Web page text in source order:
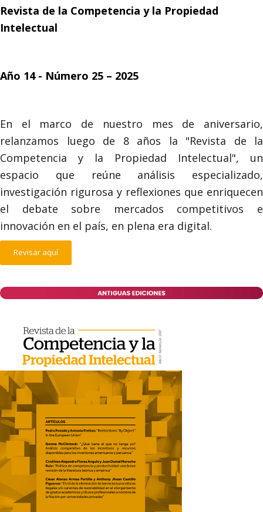
Revista de la Competencia y la Propiedad
Intelectual
Año 14 - Número 25 – 2025
En el marco de nuestro mes de aniversario,
relanzamos luego de 8 años la "Revista de la
Competencia y la Propiedad Intelectual", un
espacio que reúne análisis especializado,
investigación rigurosa y reflexiones que enriquecen
el debate sobre mercados competitivos e
innovación en el país, en plena era digital.
Revisar aquí